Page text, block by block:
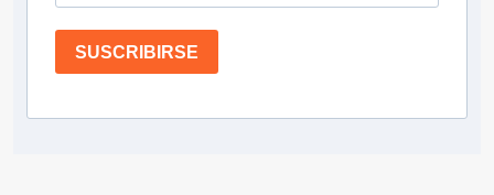
SUSCRIBIRSE